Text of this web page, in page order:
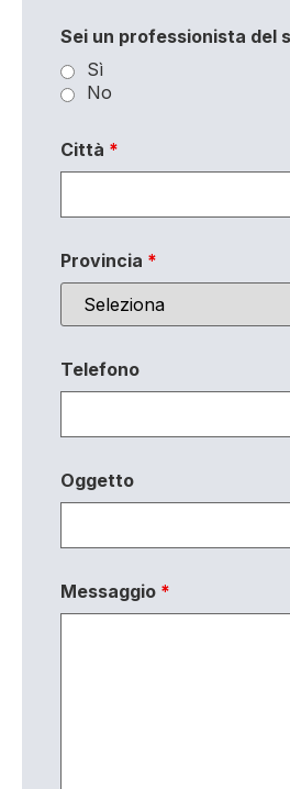
Sei un professionista del
Sì
No
Città *
Provincia *
Telefono
Oggetto
Messaggio *